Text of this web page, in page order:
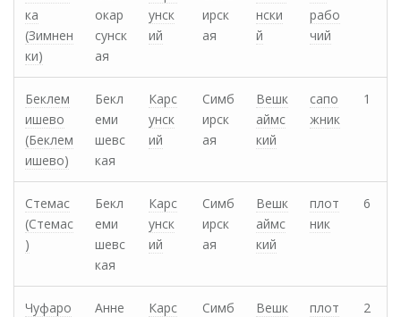
ка
(Зимнен
ки)
окар
сунск
ая
унск
ий
ирск
ая
нски
й
рабо
чий
Беклем
ишево
(Беклем
ишево)
Бекл
еми
шевс
кая
Карс
унск
ий
Симб
ирск
ая
Вешк
аймс
кий
сапо
жник
1
Стемас
(Стемас
)
Бекл
еми
шевс
кая
Карс
унск
ий
Симб
ирск
ая
Вешк
аймс
кий
плот
ник
6
Чуфаро
Анне
Карс
Симб
Вешк
плот
2